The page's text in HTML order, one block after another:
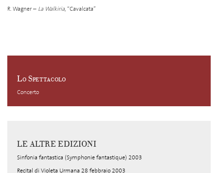
R. Wagner – La Walkiria, “Cavalcata”
Lo Spettacolo
Concerto
LE ALTRE EDIZIONI
Sinfonia fantastica (Symphonie fantastique) 2003
Recital di Violeta Urmana 28 febbraio 2003